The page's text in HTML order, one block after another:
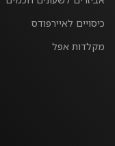
כיסויים לאיירפודס
מקלדות אפל